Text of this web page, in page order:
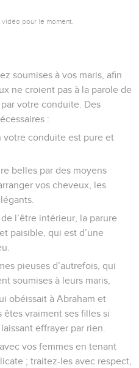
pour le moment.
soumises à vos maris, afin
ne croient pas à la parole de
votre conduite. Des
:
votre conduite est pure et
belles par des moyens
vos cheveux, les
l’être intérieur, la parure
paisible, qui est d’une
pieuses d’autrefois, qui
soumises à leurs maris,
obéissait à Abraham et
êtes vraiment ses filles si
effrayer par rien.
vos femmes en tenant
; traitez-les avec respect,